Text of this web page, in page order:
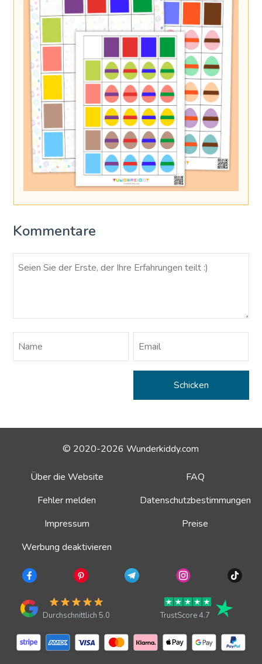
Kommentare
© 2020-2026 Wunderkiddy.com
Über die Website
FAQ
Fehler melden
Datenschutzbestimmungen
Impressum
Preise
Werbung deaktivieren
Durchschnittlich 5.0 TrustScore 4.7